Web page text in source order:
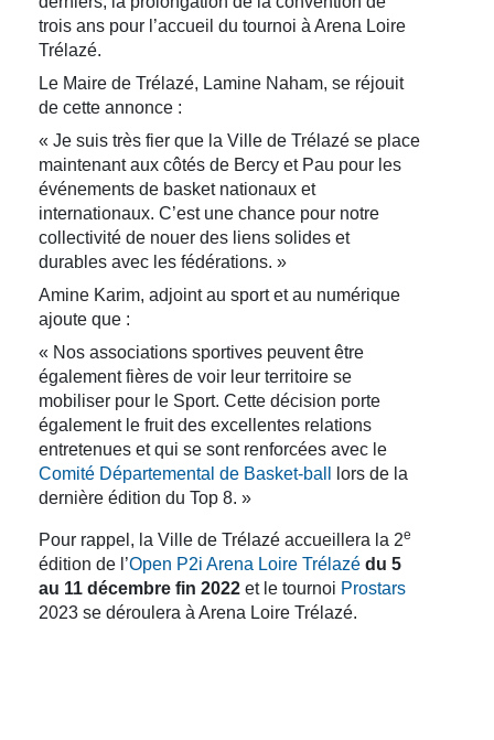
trois ans pour l’accueil du tournoi à Arena Loire
Trélazé.
Le Maire de Trélazé, Lamine Naham, se réjouit
de cette annonce :
« Je suis très fier que la Ville de Trélazé se place
maintenant aux côtés de Bercy et Pau pour les
événements de basket nationaux et
internationaux. C’est une chance pour notre
collectivité de nouer des liens solides et
durables avec les fédérations. »
Amine Karim, adjoint au sport et au numérique
ajoute que :
« Nos associations sportives peuvent être
également fières de voir leur territoire se
mobiliser pour le Sport. Cette décision porte
également le fruit des excellentes relations
entretenues et qui se sont renforcées avec le
Comité Départemental de Basket-ball
lors de la
dernière édition du Top 8. »
Pour rappel, la Ville de Trélazé accueillera la 2e
édition de l’Open P2i Arena Loire Trélazé du 5
au 11 décembre fin 2022 et le tournoi Prostars
2023 se déroulera à Arena Loire Trélazé.